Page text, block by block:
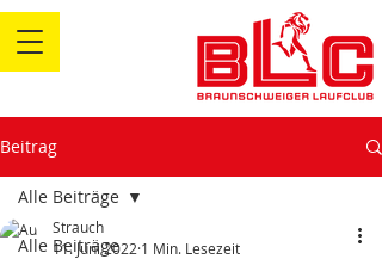
Beitrag
Alle Beiträge
Alle Beiträge
Strauch
11. Juni 2022 1 Min. Lesezeit